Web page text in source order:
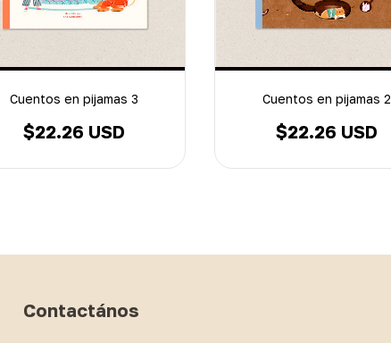
Cuentos en pijamas 3
$22.26 USD
Cuentos en pijamas 2
$22.26 USD
Contactános